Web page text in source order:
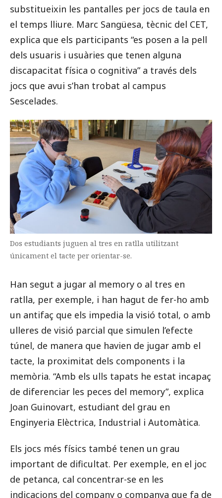
substitueixin les pantalles per jocs de taula en
el temps lliure. Marc Sangüesa, tècnic del CET,
explica que els participants “es posen a la pell
dels usuaris i usuàries que tenen alguna
discapacitat física o cognitiva” a través dels
jocs que avui s’han trobat al campus
Sescelades.
Dos estudiants juguen al tres en ratlla utilitzant
únicament el tacte per orientar-se.
Han segut a jugar al memory o al tres en
ratlla, per exemple, i han hagut de fer-ho amb
un antifaç que els impedia la visió total, o amb
ulleres de visió parcial que simulen l’efecte
túnel, de manera que havien de jugar amb el
tacte, la proximitat dels components i la
memòria. “Amb els ulls tapats he estat incapaç
de diferenciar les peces del memory”, explica
Joan Guinovart, estudiant del grau en
Enginyeria Elèctrica, Industrial i Automàtica.
Els jocs més físics també tenen un grau
important de dificultat. Per exemple, en el joc
de petanca, cal concentrar-se en les
indicacions del company o companya que fa de